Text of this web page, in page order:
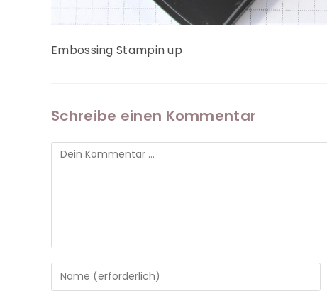
Embossing Stampin up
Schreibe einen Kommentar